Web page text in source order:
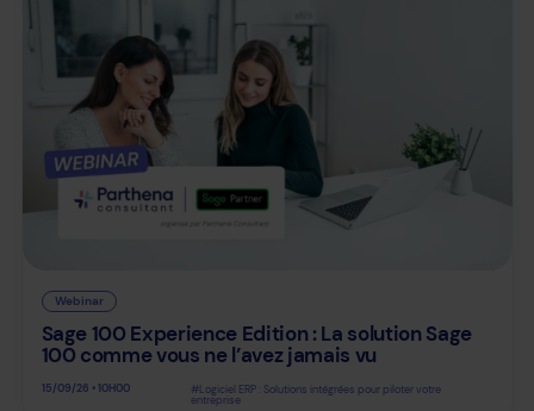
Webinar
Sage 100 Experience Edition : La solution Sage
100 ​comme vous ne l’avez jamais vu
15/09/26 • 10H00
#Logiciel ERP : Solutions intégrées pour piloter votre
entreprise